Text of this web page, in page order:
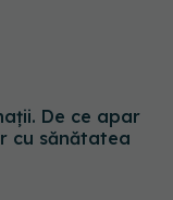
De ce apar
cu sănătatea